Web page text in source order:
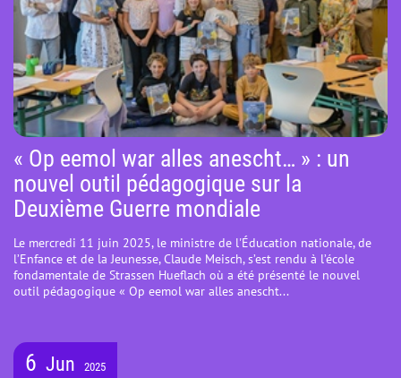
« Op eemol war alles anescht… » : un
nouvel outil pédagogique sur la
Deuxième Guerre mondiale
Le mercredi 11 juin 2025, le ministre de l'Éducation nationale, de
l’Enfance et de la Jeunesse, Claude Meisch, s’est rendu à l’école
fondamentale de Strassen Hueflach où a été présenté le nouvel
outil pédagogique « Op eemol war alles anescht...
6 Jun 2025